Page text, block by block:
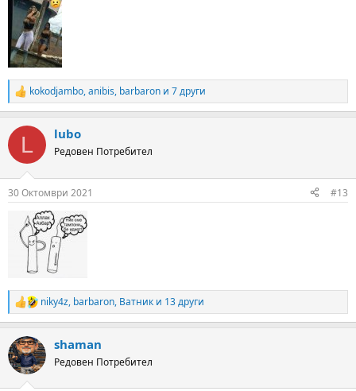
R
e
c
i
s
kokodjambo,anibis, barbaron и 7 други
L lubo
Редовен Потребител
30 Октомври 2021 #13
R
e
c
t
i
niky4z, barbaron, Ватник и 13 други
shaman
Редовен Потребител